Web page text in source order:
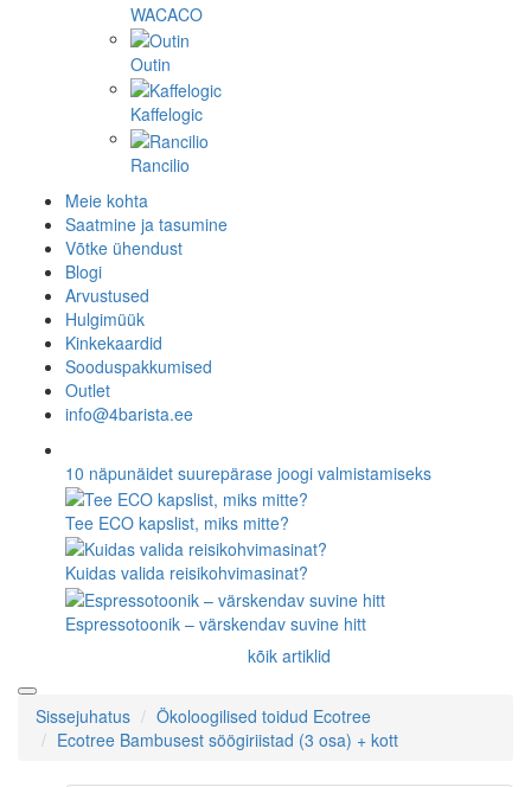
WACACO
Outin
Kaffelogic
Rancilio
Meie kohta
Saatmine ja tasumine
Võtke ühendust
Blogi
Arvustused
Hulgimüük
Kinkekaardid
Sooduspakkumised
Outlet
info@4barista.ee
10 näpunäidet suurepärase joogi valmistamiseks
Tee ECO kapslist, miks mitte?
Kuidas valida reisikohvimasinat?
Espressotoonik – värskendav suvine hitt
kõik artiklid
Sissejuhatus
Ökoloogilised toidud Ecotree
Ecotree Bambusest söögiriistad (3 osa) + kott